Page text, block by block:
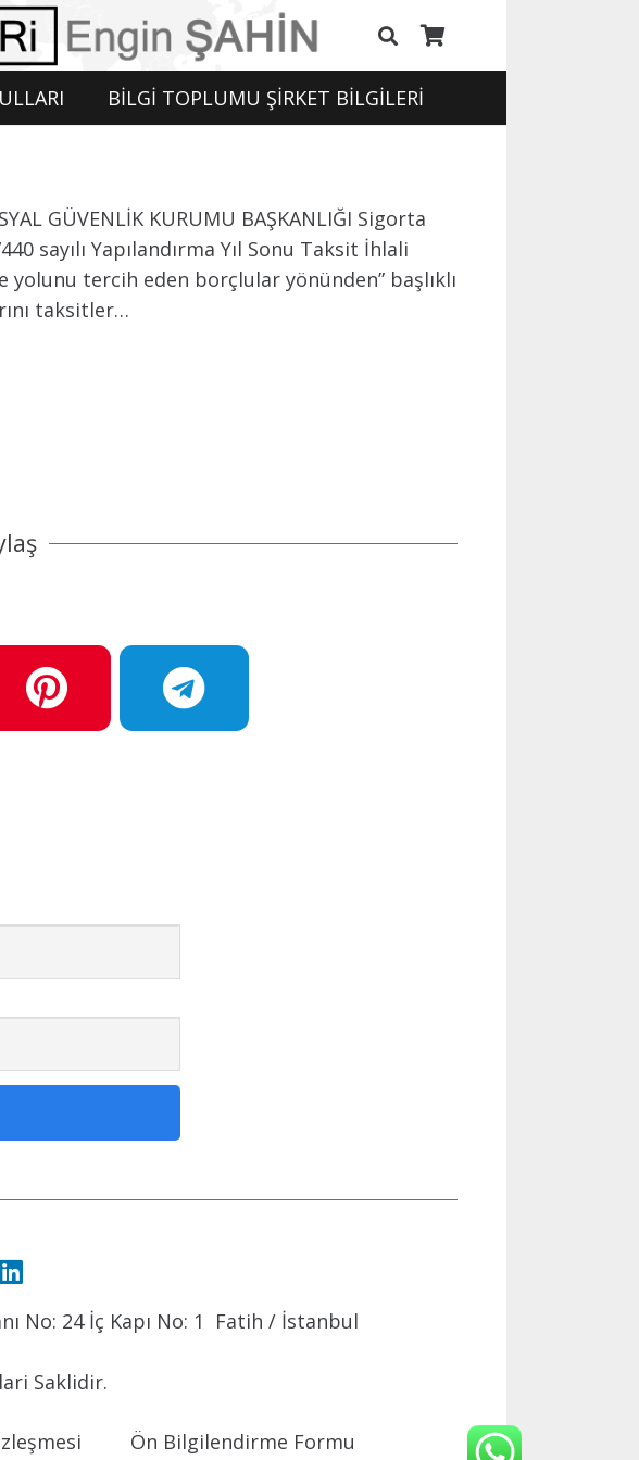
BİLGİ TOPLUMU ŞİRKET BİLGİLERİ
GÜVENLİK KURUMU BAŞKANLIĞI Sigorta
sayılı Yapılandırma Yıl Sonu Taksit İhlali
yolunu tercih eden borçlular yönünden” başlıklı
taksitler…
No: 24 İç Kapı No: 1 Fatih / İstanbul
Saklidir.
Ön Bilgilendirme Formu